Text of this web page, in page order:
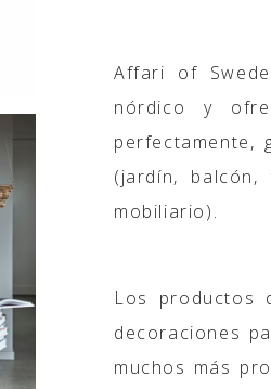
Affari of
nórdico y
perfectamente,
(jardín,
mobiliario).
Los productos
decoraciones
muchos más